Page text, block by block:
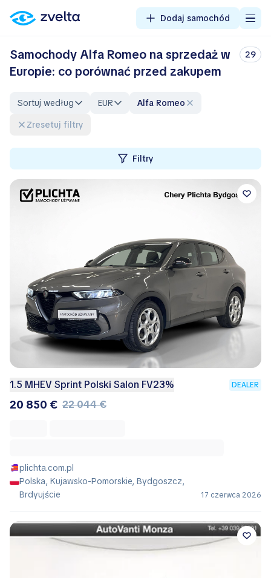
Dodaj samochód
Samochody Alfa Romeo na sprzedaż w
Europie: co porównać przed zakupem
29
Sortuj według EUR
Alfa Romeo
Zresetuj filtry
Filtry
1.5 MHEV Sprint Polski Salon FV23% DEALER
20 850 € 22 044 €
plichta.com.pl
Polska, Kujawsko-Pomorskie, Bydgoszcz,
Brdyujście
17 czerwca 2026